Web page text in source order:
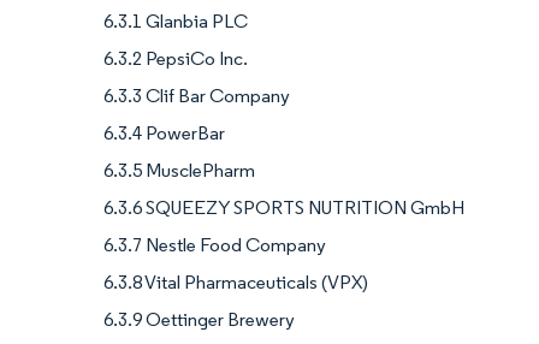
6.3.1 Glanbia PLC
6.3.2 PepsiCo Inc.
6.3.3 Clif Bar Company
6.3.4 PowerBar
6.3.5 MusclePharm
6.3.6 SQUEEZY SPORTS NUTRITION GmbH
6.3.7 Nestle Food Company
6.3.8 Vital Pharmaceuticals (VPX)
6.3.9 Oettinger Brewery